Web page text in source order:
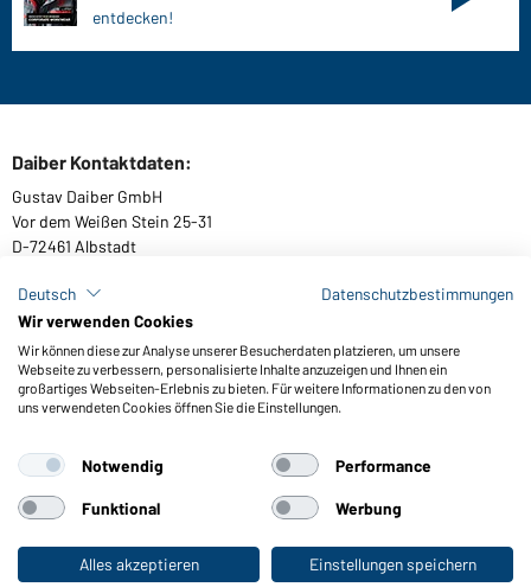
Zum Privatkunden-Shop
entdecken!
Daiber Kontaktdaten:
Gustav Daiber GmbH
Vor dem Weißen Stein 25-31
D-72461 Albstadt
Kataloge herunterladen oder bestellen
Zu den Katalogen
AGB Impressum
Cookie-Einstellungen
Barrierefreiheit
© 2026 Daiber
Deutsch
Datenschutzbestimmungen
Wir verwenden Cookies
Wir können diese zur Analyse unserer Besucherdaten platzieren, um unsere
Webseite zu verbessern, personalisierte Inhalte anzuzeigen und Ihnen ein
großartiges Webseiten-Erlebnis zu bieten. Für weitere Informationen zu den von
uns verwendeten Cookies öffnen Sie die Einstellungen.
Notwendig Performance
Funktional Werbung
Alles akzeptieren Einstellungen speichern